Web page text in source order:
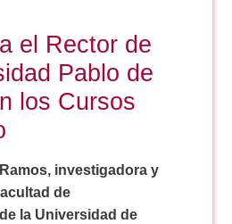
el Rector de
Pablo de
los Cursos
investigadora y
de
la Universidad de